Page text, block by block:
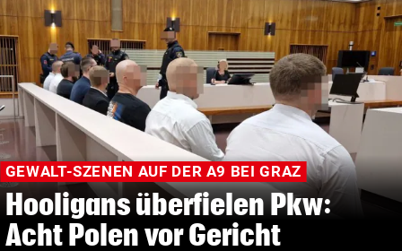
GEWALT-SZENEN AUF DER A9 BEI GRAZ
Hooligans überfielen Pkw:
Acht Polen vor Gericht